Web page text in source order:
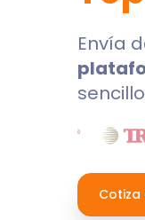
Envía
Cotiza